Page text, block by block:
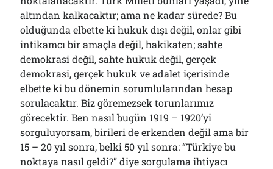
altından kalkacaktır; ama ne kadar sürede? Bu
olduğunda elbette ki hukuk dışı değil, onlar gibi
intikamcı bir amaçla değil, hakikaten; sahte
demokrasi değil, sahte hukuk değil, gerçek
demokrasi, gerçek hukuk ve adalet içerisinde
elbette ki bu dönemin sorumlularından hesap
sorulacaktır. Biz göremezsek torunlarımız
görecektir. Ben nasıl bugün 1919 – 1920’yi
sorguluyorsam, birileri de erkenden değil ama bir
15 – 20 yıl sonra, belki 50 yıl sonra: “Türkiye bu
noktaya nasıl geldi?” diye sorgulama ihtiyacı